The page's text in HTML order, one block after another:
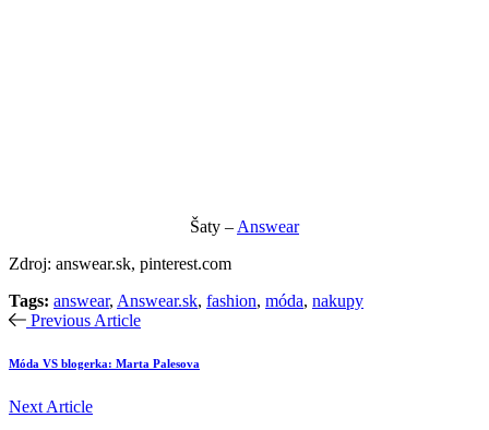
Šaty – Answear
Zdroj: answear.sk, pinterest.com
Tags: answear, Answear.sk, fashion, móda, nakupy
Previous Article
Móda VS blogerka: Marta Palesova
Next Article